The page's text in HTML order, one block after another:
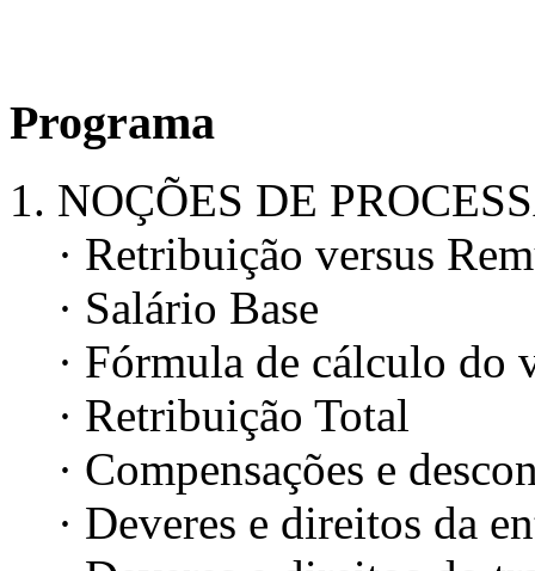
Programa
1. NOÇÕES DE
· Retribuição versus
· Salário Base
· Fórmula de cálculo do
· Retribuição Total
· Compensações e
· Deveres e direitos da